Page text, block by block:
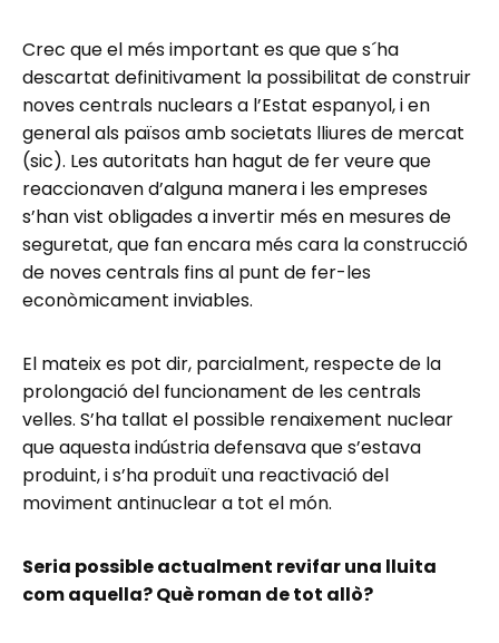
Crec que el més important es que que s´ha
descartat definitivament la possibilitat de construir
noves centrals nuclears a l’Estat espanyol, i en
general als països amb societats lliures de mercat
(sic). Les autoritats han hagut de fer veure que
reaccionaven d’alguna manera i les empreses
s’han vist obligades a invertir més en mesures de
seguretat, que fan encara més cara la construcció
de noves centrals fins al punt de fer-les
econòmicament inviables.
El mateix es pot dir, parcialment, respecte de la
prolongació del funcionament de les centrals
velles. S’ha tallat el possible renaixement nuclear
que aquesta indústria defensava que s’estava
produint, i s’ha produït una reactivació del
moviment antinuclear a tot el món.
Seria possible actualment revifar una lluita
com aquella? Què roman de tot allò?